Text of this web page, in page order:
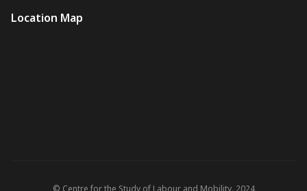
Location Map
© Centre for the Study of Labour and Mobility. 2024